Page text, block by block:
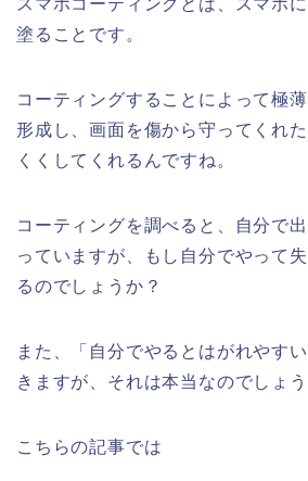
スマホコーティングとは、スマホ
塗ることです。
コーティングすることによって極
形成し、画面を傷から守ってくれ
くくしてくれるんですね。
コーティングを調べると、自分で
っていますが、もし自分でやって
るのでしょうか？
また、「自分でやるとはがれやす
きますが、それは本当なのでしょう
こちらの記事では